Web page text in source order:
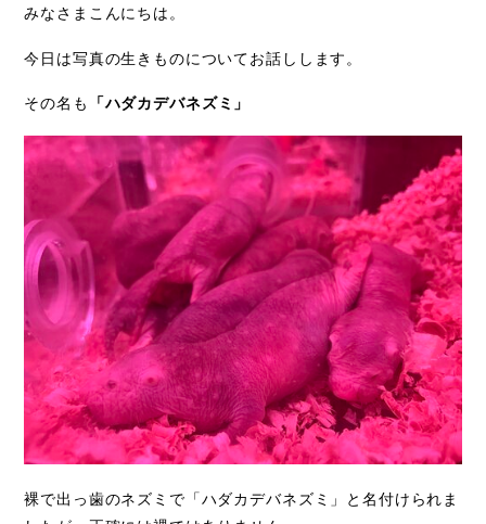
カフェ・ショップ
Access
アクセス
Q & A
みなさまこんにちは。
今日は写真の生きものについてお話しします。
その名も 「ハダカデバネズミ」
裸で出っ歯のネズミで「ハダカデバネズミ」と名付けられま